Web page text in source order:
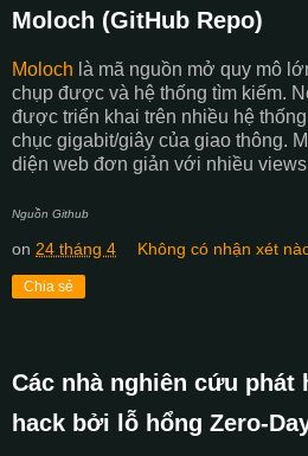
Moloch (GitHub Repo)
Moloch là mã nguồn mở quy mô
chụp được và hệ thống tìm kiếm.
được triển khai trên nhiều hệ
chục gigabit/giây của giao thông.
diện web đơn giản với nhiều
Nguồn Github
on 24 tháng 4 Không có nhận xét
Chia sẻ
Các nhà nghiên cứu phát
hack bởi lỗ hổng Zero-